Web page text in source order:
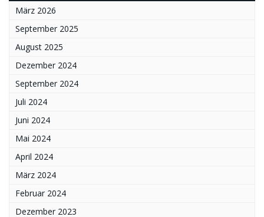
März 2026
September 2025
August 2025
Dezember 2024
September 2024
Juli 2024
Juni 2024
Mai 2024
April 2024
März 2024
Februar 2024
Dezember 2023